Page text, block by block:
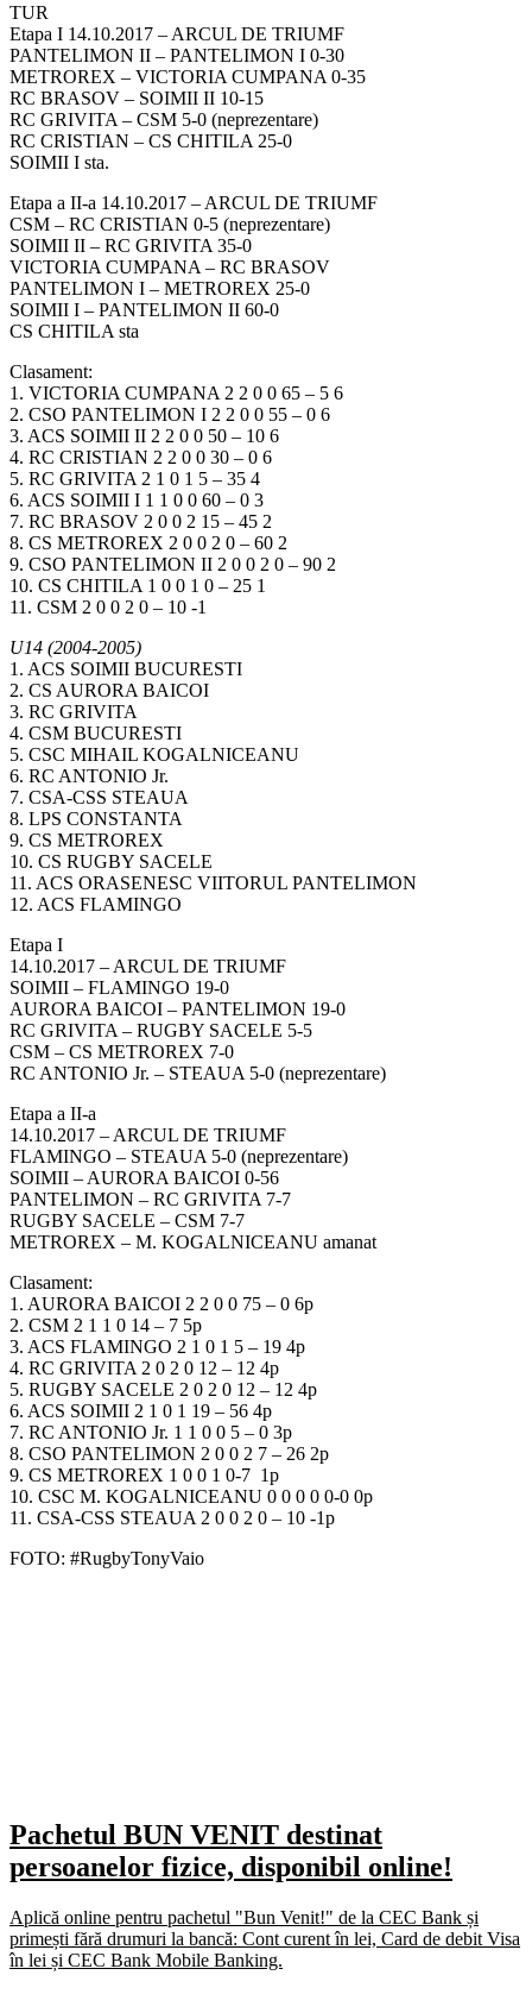
TUR
Etapa I 14.10.2017 – ARCUL DE TRIUMF
PANTELIMON II – PANTELIMON I 0-30
METROREX – VICTORIA CUMPANA 0-35
RC BRASOV – SOIMII II 10-15
RC GRIVITA – CSM 5-0 (neprezentare)
RC CRISTIAN – CS CHITILA 25-0
SOIMII I sta.
Etapa a II-a 14.10.2017 – ARCUL DE TRIUMF
CSM – RC CRISTIAN 0-5 (neprezentare)
SOIMII II – RC GRIVITA 35-0
VICTORIA CUMPANA – RC BRASOV
PANTELIMON I – METROREX 25-0
SOIMII I – PANTELIMON II 60-0
CS CHITILA sta
Clasament:
1. VICTORIA CUMPANA 2 2 0 0 65 – 5 6
2. CSO PANTELIMON I 2 2 0 0 55 – 0 6
3. ACS SOIMII II 2 2 0 0 50 – 10 6
4. RC CRISTIAN 2 2 0 0 30 – 0 6
5. RC GRIVITA 2 1 0 1 5 – 35 4
6. ACS SOIMII I 1 1 0 0 60 – 0 3
7. RC BRASOV 2 0 0 2 15 – 45 2
8. CS METROREX 2 0 0 2 0 – 60 2
9. CSO PANTELIMON II 2 0 0 2 0 – 90 2
10. CS CHITILA 1 0 0 1 0 – 25 1
11. CSM 2 0 0 2 0 – 10 -1
U14 (2004-2005)
1. ACS SOIMII BUCURESTI
2. CS AURORA BAICOI
3. RC GRIVITA
4. CSM BUCURESTI
5. CSC MIHAIL KOGALNICEANU
6. RC ANTONIO Jr.
7. CSA-CSS STEAUA
8. LPS CONSTANTA
9. CS METROREX
10. CS RUGBY SACELE
11. ACS ORASENESC VIITORUL PANTELIMON
12. ACS FLAMINGO
Etapa I
14.10.2017 – ARCUL DE TRIUMF
SOIMII – FLAMINGO 19-0
AURORA BAICOI – PANTELIMON 19-0
RC GRIVITA – RUGBY SACELE 5-5
CSM – CS METROREX 7-0
RC ANTONIO Jr. – STEAUA 5-0 (neprezentare)
Etapa a II-a
14.10.2017 – ARCUL DE TRIUMF
FLAMINGO – STEAUA 5-0 (neprezentare)
SOIMII – AURORA BAICOI 0-56
PANTELIMON – RC GRIVITA 7-7
RUGBY SACELE – CSM 7-7
METROREX – M. KOGALNICEANU amanat
Clasament:
1. AURORA BAICOI 2 2 0 0 75 – 0 6p
2. CSM 2 1 1 0 14 – 7 5p
3. ACS FLAMINGO 2 1 0 1 5 – 19 4p
4. RC GRIVITA 2 0 2 0 12 – 12 4p
5. RUGBY SACELE 2 0 2 0 12 – 12 4p
6. ACS SOIMII 2 1 0 1 19 – 56 4p
7. RC ANTONIO Jr. 1 1 0 0 5 – 0 3p
8. CSO PANTELIMON 2 0 0 2 7 – 26 2p
9. CS METROREX 1 0 0 1 0-7 1p
10. CSC M. KOGALNICEANU 0 0 0 0 0-0 0p
11. CSA-CSS STEAUA 2 0 0 2 0 – 10 -1p
FOTO: #RugbyTonyVaio
Pachetul BUN VENIT destinat
persoanelor fizice, disponibil online!
Aplică online pentru pachetul "Bun Venit!" de la CEC Bank și
primești fără drumuri la bancă: Cont curent în lei, Card de debit Visa
în lei și CEC Bank Mobile Banking.​